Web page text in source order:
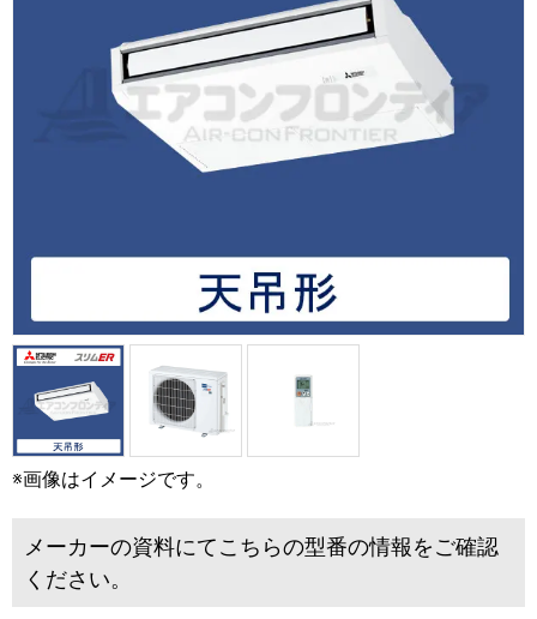
※画像はイメージです。
メーカーの資料にてこちらの型番の情報をご確認
ください。